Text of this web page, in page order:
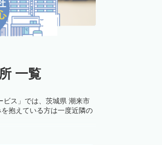
一覧
ビス」では、茨城県 潮来市
抱えている方は一度近隣の